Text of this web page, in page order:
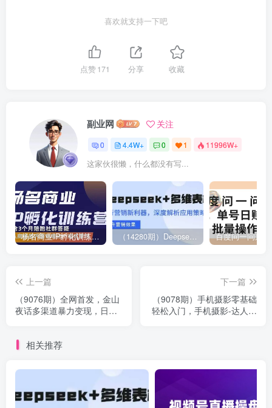
喜欢就支持一下吧
点赞171 分享 收藏
副业网 关注
0 4.4W+ 0 1 11996W+
这家伙很懒，什么都没有写...
杨名商业IP孵化训练营，从商业到内容到转化一站式学 价值5980元 （14280期）Deepseek+多维表格，银行营销新利器，深度解析应用策略，提升营销效果
上一篇
（9076期）全网首发，金山
夜话多渠道暴力变现，日赚
下一篇
（9078期）手机摄影零基础
轻松入门，手机摄影-达人必
相关推荐